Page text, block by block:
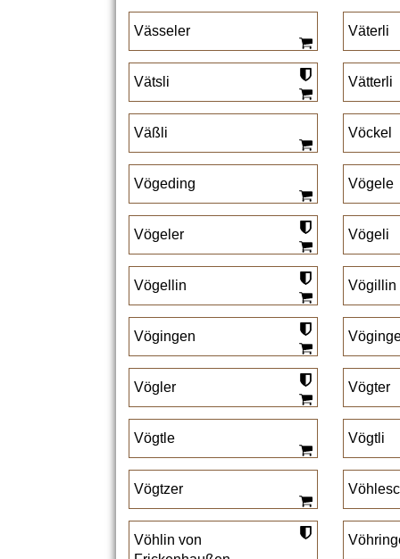
Vässeler Väterli
Vätsli Vätterli
Väßli Vöckel
Vögeding Vögele
Vögeler Vögeli
Vögellin Vögillin
Vögingen
Vögler Vögter
Vögtle Vögtli
Vögtzer
Vöhlin von